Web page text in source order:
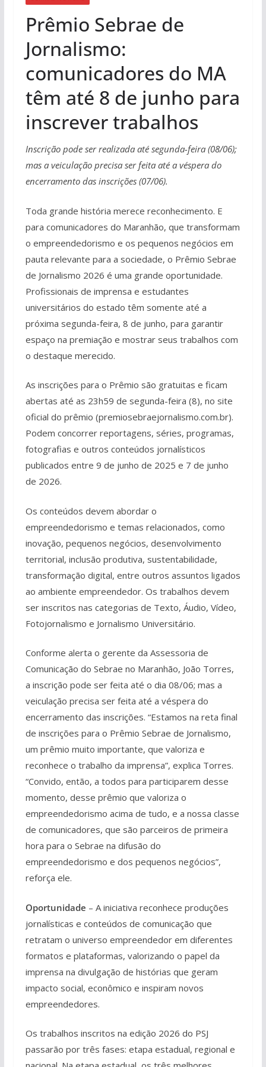
Prêmio Sebrae de
Jornalismo:
comunicadores do MA
têm até 8 de junho para
inscrever trabalhos
Inscrição pode ser realizada até segunda-feira (08/06);
mas a veiculação precisa ser feita até a véspera do
encerramento das inscrições (07/06).
Toda grande história merece reconhecimento. E
para comunicadores do Maranhão, que transformam
o empreendedorismo e os pequenos negócios em
pauta relevante para a sociedade, o Prêmio Sebrae
de Jornalismo 2026 é uma grande oportunidade.
Profissionais de imprensa e estudantes
universitários do estado têm somente até a
próxima segunda-feira, 8 de junho, para garantir
espaço na premiação e mostrar seus trabalhos com
o destaque merecido.
As inscrições para o Prêmio são gratuitas e ficam
abertas até as 23h59 de segunda-feira (8), no site
oficial do prêmio (premiosebraejornalismo.com.br).
Podem concorrer reportagens, séries, programas,
fotografias e outros conteúdos jornalísticos
publicados entre 9 de junho de 2025 e 7 de junho
de 2026.
Os conteúdos devem abordar o
empreendedorismo e temas relacionados, como
inovação, pequenos negócios, desenvolvimento
territorial, inclusão produtiva, sustentabilidade,
transformação digital, entre outros assuntos ligados
ao ambiente empreendedor. Os trabalhos devem
ser inscritos nas categorias de Texto, Áudio, Vídeo,
Fotojornalismo e Jornalismo Universitário.
Conforme alerta o gerente da Assessoria de
Comunicação do Sebrae no Maranhão, João Torres,
a inscrição pode ser feita até o dia 08/06; mas a
veiculação precisa ser feita até a véspera do
encerramento das inscrições. “Estamos na reta final
de inscrições para o Prêmio Sebrae de Jornalismo,
um prêmio muito importante, que valoriza e
reconhece o trabalho da imprensa”, explica Torres.
“Convido, então, a todos para participarem desse
momento, desse prêmio que valoriza o
empreendedorismo acima de tudo, e a nossa classe
de comunicadores, que são parceiros de primeira
hora para o Sebrae na difusão do
empreendedorismo e dos pequenos negócios”,
reforça ele.
Oportunidade – A iniciativa reconhece produções
jornalísticas e conteúdos de comunicação que
retratam o universo empreendedor em diferentes
formatos e plataformas, valorizando o papel da
imprensa na divulgação de histórias que geram
impacto social, econômico e inspiram novos
empreendedores.
Os trabalhos inscritos na edição 2026 do PSJ
passarão por três fases: etapa estadual, regional e